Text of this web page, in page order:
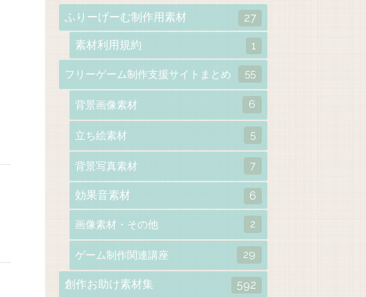
ふりーげーむ制作用素材 27
素材利用規約 1
フリーゲーム制作支援サイトまとめ 55
背景画像素材 6
立ち絵素材 5
背景写真素材 7
効果音素材 6
画像素材・その他 2
ゲーム制作関連講座 29
創作お助け素材集 592